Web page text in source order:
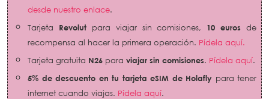
desde nuestro enlace.
Tarjeta Revolutpara viajar sin comisiones, 10 euros de
recompensa al hacer la primera operación. Pídela aquí.
Tarjeta gratuita N26 para viajar sin comisiones. Pídela aquí.
5% de descuento en tu tarjeta eSIM de Holafly para tener
internet cuando viajas. Pídela aquí.